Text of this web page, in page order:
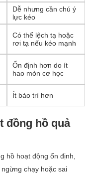
Dễ nhưng cần chú ý
lực kéo
Có thể lệch tạ hoặc
rơi tạ nếu kéo mạnh
Ổn định hơn do ít
hao mòn cơ học
Ít bảo trì hơn
đồng hồ quả
hồ hoạt động ổn định,
chạy hoặc sai